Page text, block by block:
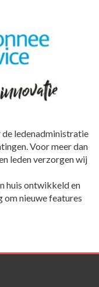
de ledenadministratie
Voor meer dan
leden verzorgen wij
huis ontwikkeld en
om nieuwe features